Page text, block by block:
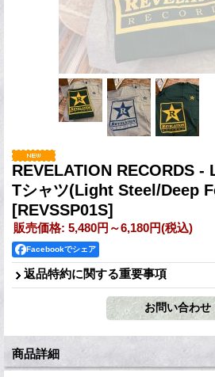
REVELATION RECORDS
Tシャツ(Light Steel/Deep
[REVSSP01S]
販売価格: 5,480円～6,180円(税込)
Facebookでシェア
返品特約に関する重要事項
商品詳細